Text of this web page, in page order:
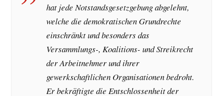
hat jede Notstandsgesetzgebung abgelehnt,
welche die demokratischen Grundrechte
einschränkt und besonders das
Versammlungs-, Koalitions- und Streikrecht
der Arbeitnehmer und ihrer
gewerkschaftlichen Organisationen bedroht.
Er bekräftigte die Entschlossenheit der